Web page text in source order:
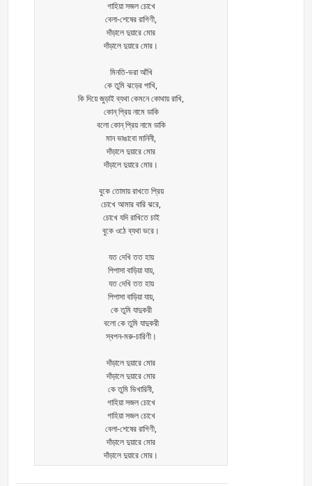
গাহিয়া সজল চোখে
বেলা-শেষের রাগিণী,
দাঁড়ালে দুয়ারে মোর
দাঁড়ালে দুয়ারে মোর।
মিনতি-ভরা আঁখি
কে তুমি ঝড়ের পাখি,
কি দিয়ে জুড়াই ব্যথা কেমনে কোথায় রাখি,
কোন্ প্রিয় নামে ডাকি
বলো কোন্ প্রিয় নামে ডাকি
মান ভাঙাবো মানিনী,
দাঁড়ালে দুয়ারে মোর
দাঁড়ালে দুয়ারে মোর।
বুকে তোমায় রাখতে প্রিয়
চোখে আমার বারি ঝরে,
চোখে যদি রাখিতে চাই
বুকে ওঠে ব্যথা ভরে।
যত দেখি তত হায়
পিপাসা বাড়িয়া যায়,
যত দেখি তত হায়
পিপাসা বাড়িয়া যায়,
কে তুমি যাদুকরী
বলো কে তুমি যাদুকরী
স্বপন-মরু-চারিণী।
দাঁড়ালে দুয়ারে মোর
দাঁড়ালে দুয়ারে মোর
কে তুমি ভিখারিনী,
গাহিয়া সজল চোখে
গাহিয়া সজল চোখে
বেলা-শেষের রাগিণী,
দাঁড়ালে দুয়ারে মোর
দাঁড়ালে দুয়ারে মোর।